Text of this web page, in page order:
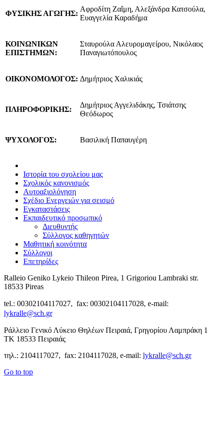
ΦΥΣΙΚΗΣ ΑΓΩΓΗΣ:
Αφροδίτη Ζαΐμη, Αλεξάνδρα Κατσούλα,
Ευαγγελία Καραδήμα
ΚΟΙΝΩΝΙΚΩΝ
ΕΠΙΣΤΗΜΩΝ:
Σταυρούλα Αλευρομαγείρου, Νικόλαος
Παναγιωτόπουλος
ΟΙΚΟΝΟΜΟΛΟΓΟΣ: Δημήτριος Χαλικιάς
ΠΛΗΡΟΦΟΡΙΚΗΣ:
Δημήτριος Αγγελιδάκης, Τσιάτσης
Θεόδωρος
ΨΥΧΟΛΟΓΟΣ: Βασιλική Παπαυγέρη
Ιστορία του σχολείου μας
Σχολικός κανονισμός
Αυτοαξιολόγηση
Σχέδιο Ενεργειών για σεισμό
Εγκαταστάσεις
Εκπαιδευτικό προσωπικό
Διευθυντής
Σύλλογος καθηγητών
Μαθητική κοινότητα
Σύλλογοι
Επετηρίδες
Ralleio Geniko Lykeio Thileon Pirea, 1 Grigoriou Lambraki str.
18533 Pireas
tel.: 00302104117027, fax: 00302104117028, e-mail:
lykralle@sch.gr
Ράλλειο Γενικό Λύκειο Θηλέων Πειραιά, Γρηγορίου Λαμπράκη 1
ΤΚ 18533 Πειραιάς
τηλ.: 2104117027, fax: 2104117028, e-mail: lykralle@sch.gr
Go to top